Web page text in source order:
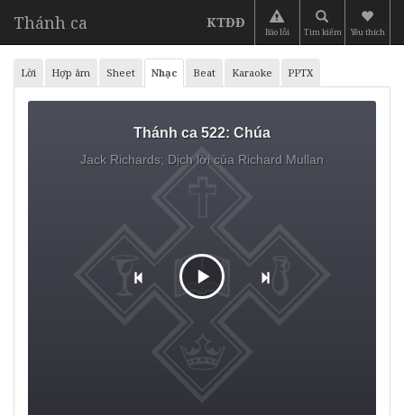
Thánh ca KTĐĐ
Báo lỗi Tìm kiếm Yêu thích
Lời Hợp âm Sheet Nhạc Beat Karaoke PPTX
Thánh ca 522: Chúa
Jack Richards; Dịch lời của Richard Mullan